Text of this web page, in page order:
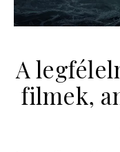
A
filmek,